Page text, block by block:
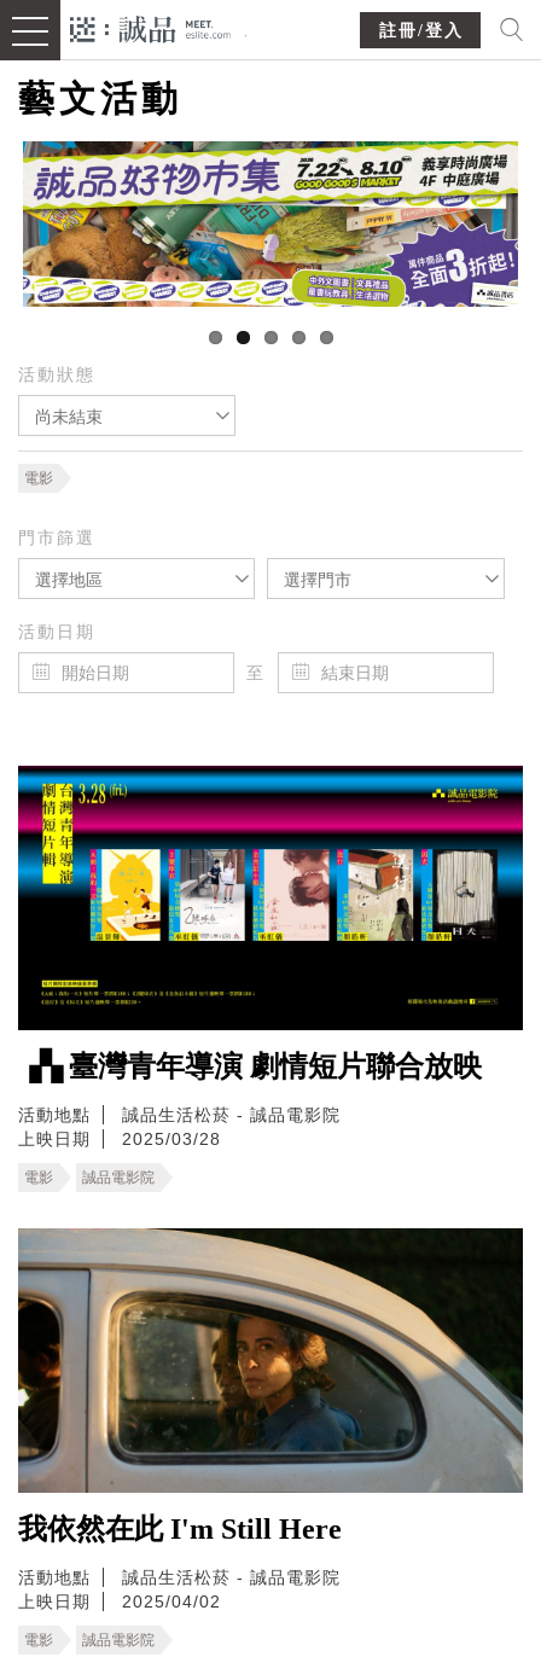
註冊/登入
藝文活動
活動狀態
尚未結束
電影
門市篩選
選擇地區 選擇門市
活動日期
至
▗▚ 臺灣青年導演 劇情短片聯合放映
活動地點
誠品生活松菸 - 誠品電影院
上映日期
2025/03/28
電影 誠品電影院
我依然在此 I'm Still Here
活動地點
誠品生活松菸 - 誠品電影院
上映日期
2025/04/02
電影 誠品電影院